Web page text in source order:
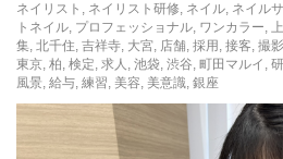
ネイリスト , ネイリスト研修, ネイル, ネイル
トネイル, プロフェッショナル, ワンカラー,
集, 北千住, 吉祥寺, 大宮, 店舗, 採用 , 接客, 撮影
東京, 柏, 検定, 求人 , 池袋, 渋谷, 町田マルイ ,
風景, 給与, 練習, 美容, 美意識, 銀座